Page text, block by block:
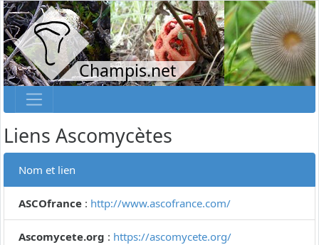
Champis.net
Liens Ascomycètes
Nom et lien
ASCOfrance : http://www.ascofrance.com/
Ascomycete.org : https://ascomycete.org/